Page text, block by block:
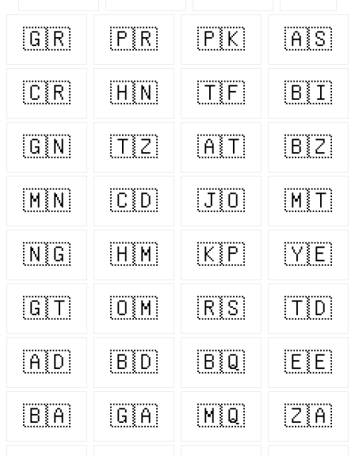
🇬🇷 🇵🇷 🇵🇰 🇦🇸
🇨🇷 🇭🇳 🇹🇫 🇧🇮
🇬🇳 🇹🇿 🇦🇹 🇧🇿
🇲🇳 🇨🇩 🇯🇴 🇲🇹
🇳🇬 🇭🇲 🇰🇵 🇾🇪
🇬🇹 🇴🇲 🇷🇸 🇹🇩
🇦🇩 🇧🇩 🇧🇶 🇪🇪
🇧🇦 🇬🇦 🇲🇶 🇿🇦